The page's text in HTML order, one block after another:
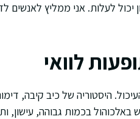
לעלות. אני ממליץ לאנשים
לוואי
היסטוריה של כיב קיבה,
באלכוהול בכמות גבוהה, עישון,